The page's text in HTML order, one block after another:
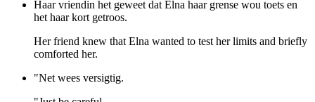
Haar vriendin het geweet dat Elna haar grense wou toets en
het haar kort getroos.
Her friend knew that Elna wanted to test her limits and briefly
comforted her.
"Net wees versigtig.